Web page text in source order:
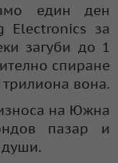
един ден
Electronics за
загуби до 1
спиране
вона.
на Южна
пазар и
души.